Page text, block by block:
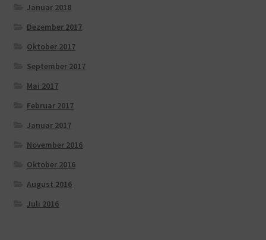
Januar 2018
Dezember 2017
Oktober 2017
September 2017
Mai 2017
Februar 2017
Januar 2017
November 2016
Oktober 2016
August 2016
Juli 2016